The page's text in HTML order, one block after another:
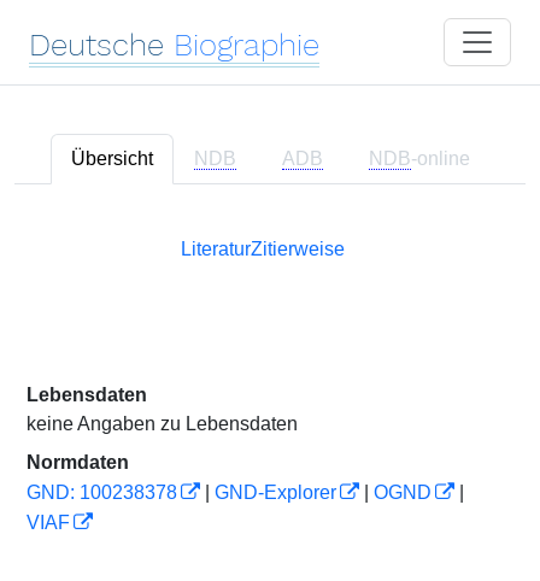
Deutsche Biographie
Übersicht NDB ADB NDB-online
LiteraturZitierweise
Lebensdaten
keine Angaben zu Lebensdaten
Normdaten
GND: 100238378
GND-Explorer OGND
VIAF